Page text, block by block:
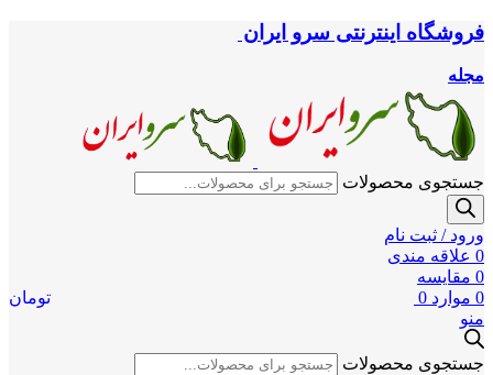
فروشگاه اینترنتی سرو ایران
مجله
جستجوی محصولات
ورود / ثبت نام
0 علاقه مندی
0 مقایسه
0 موارد 0
تومان
منو
جستجوی محصولات